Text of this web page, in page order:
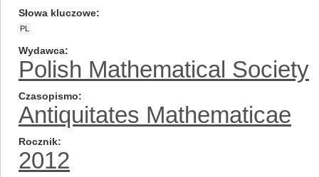
Słowa kluczowe
PL
Wydawca
Polish Mathematical Society
Czasopismo
Antiquitates Mathematicae
Rocznik
2012